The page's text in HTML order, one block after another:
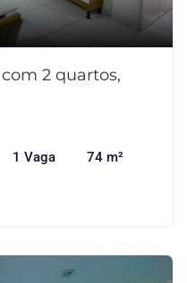
2 quartos,
1 Vaga 74 m²